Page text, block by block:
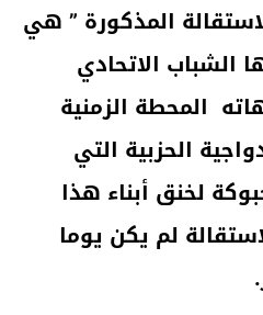
المذكورة ” هي
الشباب الاتحادي
المحطة الزمنية
الحزبية التي
لخنق أبناء هذا
لم يكن يوما